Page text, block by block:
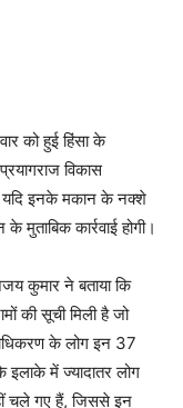
को हुई हिंसा के
विकास
यदि इनके मकान के नक्शे
मुताबिक कार्रवाई होगी।
कुमार ने बताया कि
की सूची मिली है जो
के लोग इन 37
इलाके में ज्यादातर लोग
चले गए हैं, जिससे इन